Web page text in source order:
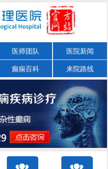
医师团队 医院新闻
癫痫百科 来院路线